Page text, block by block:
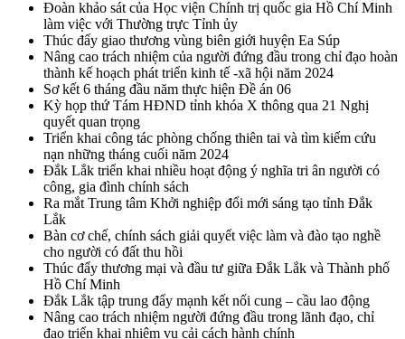
Đoàn khảo sát của Học viện Chính trị quốc gia Hồ Chí Minh
làm việc với Thường trực Tỉnh ủy
Thúc đẩy giao thương vùng biên giới huyện Ea Súp
Nâng cao trách nhiệm của người đứng đầu trong chỉ đạo hoàn
thành kế hoạch phát triển kinh tế -xã hội năm 2024
Sơ kết 6 tháng đầu năm thực hiện Đề án 06
Kỳ họp thứ Tám HĐND tỉnh khóa X thông qua 21 Nghị
quyết quan trọng
Triển khai công tác phòng chống thiên tai và tìm kiếm cứu
nạn những tháng cuối năm 2024
Đắk Lắk triển khai nhiều hoạt động ý nghĩa tri ân người có
công, gia đình chính sách
Ra mắt Trung tâm Khởi nghiệp đổi mới sáng tạo tỉnh Đắk
Lắk
Bàn cơ chế, chính sách giải quyết việc làm và đào tạo nghề
cho người có đất thu hồi
Thúc đẩy thương mại và đầu tư giữa Đắk Lắk và Thành phố
Hồ Chí Minh
Đắk Lắk tập trung đẩy mạnh kết nối cung – cầu lao động
Nâng cao trách nhiệm người đứng đầu trong lãnh đạo, chỉ
đạo triển khai nhiệm vụ cải cách hành chính